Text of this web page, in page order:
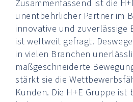
Zusammenfassend ist die
unentbehrlicher Partner im
innovative und zuverlässige
ist weltweit gefragt.
in vielen Branchen
maßgeschneiderte
stärkt sie die
Kunden. Die H+E Gruppe